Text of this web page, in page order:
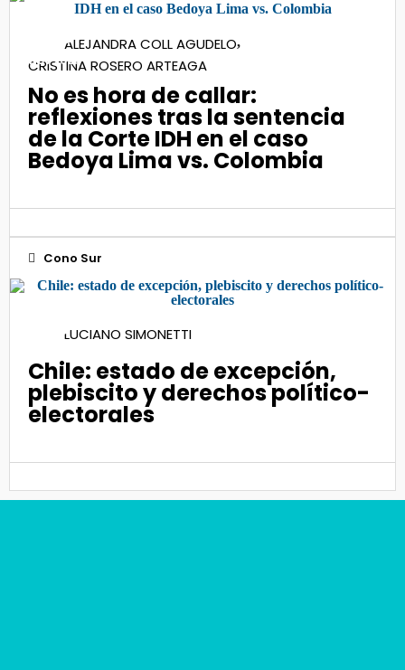
29
Nov 2021
ALEJANDRA COLL AGUDELO,
CRISTINA ROSERO ARTEAGA
No es hora de callar:
reflexiones tras la sentencia
de la Corte IDH en el caso
Bedoya Lima vs. Colombia
Cono Sur
19
LUCIANO SIMONETTI
Chile: estado de excepción,
plebiscito y derechos político-
electorales